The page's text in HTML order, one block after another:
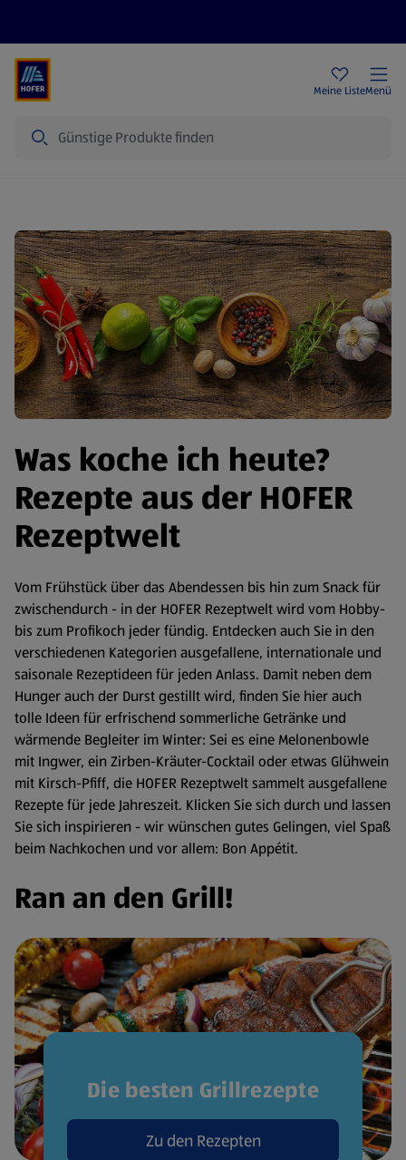
Meine ListeMenü
Was koche ich heute?
Rezepte aus der HOFER
Rezeptwelt
Vom Frühstück über das Abendessen bis hin zum Snack für
zwischendurch - in der HOFER Rezeptwelt wird vom Hobby-
bis zum Profikoch jeder fündig. Entdecken auch Sie in den
verschiedenen Kategorien ausgefallene, internationale und
saisonale Rezeptideen für jeden Anlass. Damit neben dem
Hunger auch der Durst gestillt wird, finden Sie hier auch
tolle Ideen für erfrischend sommerliche Getränke und
wärmende Begleiter im Winter: Sei es eine Melonenbowle
mit Ingwer, ein Zirben-Kräuter-Cocktail oder etwas Glühwein
mit Kirsch-Pfiff, die HOFER Rezeptwelt sammelt ausgefallene
Rezepte für jede Jahreszeit. Klicken Sie sich durch und lassen
Sie sich inspirieren - wir wünschen gutes Gelingen, viel Spaß
beim Nachkochen und vor allem: Bon Appétit.
Ran an den Grill!
Die besten Grillrezepte
Zu den Rezepten